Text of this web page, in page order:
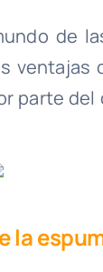
de
ventajas
parte del
la